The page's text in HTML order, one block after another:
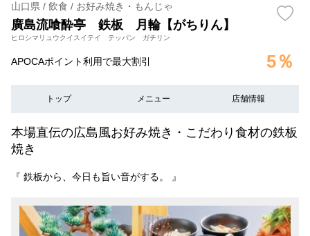
山口県 / 飲食 / お好み焼き・もんじゃ
廣島流喰酔亭 鉄板 月輪【がちりん】
ヒロシマリュウクイスイテイ テッパン ガチリン
APOCAポイント利用で最大割引 5％
トップ メニュー 店舗情報
本場直伝の広島風お好み焼き・こだわり食材の鉄板
焼き
『 鉄板から、今日も旨い音がする。 』